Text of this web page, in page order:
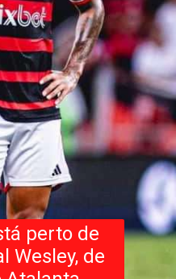
perto de
Wesley, de